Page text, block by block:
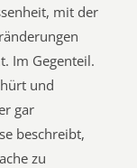
mit der
Im Gegenteil.
und
gar
beschreibt,
zu